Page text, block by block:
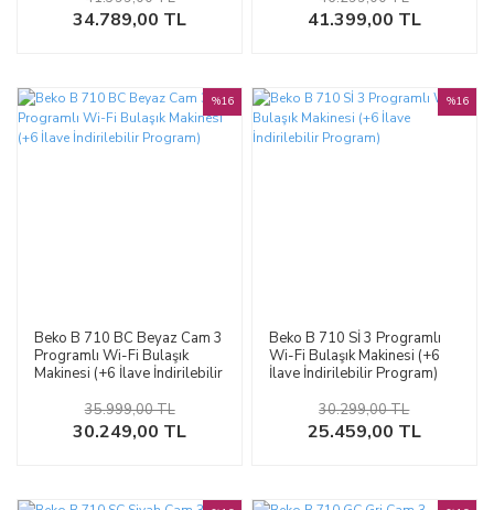
34.789,00 TL 41.399,00 TL
Beko B 710 BC Beyaz Cam 3
Programlı Wi-Fi Bulaşık
Makinesi (+6 İlave İndirilebilir
%16
30.249,00 TL
35.999,00 TL
Beko B 710 Sİ 3 Programlı
Wi-Fi Bulaşık Makinesi (+6
İlave İndirilebilir Program)
%16
25.459,00 TL
30.299,00 TL